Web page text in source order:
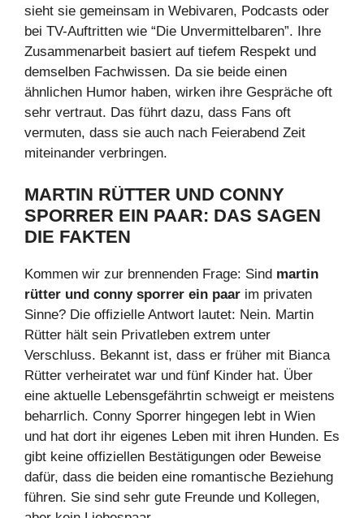
sieht sie gemeinsam in Webivaren, Podcasts oder
bei TV-Auftritten wie “Die Unvermittelbaren”. Ihre
Zusammenarbeit basiert auf tiefem Respekt und
demselben Fachwissen. Da sie beide einen
ähnlichen Humor haben, wirken ihre Gespräche oft
sehr vertraut. Das führt dazu, dass Fans oft
vermuten, dass sie auch nach Feierabend Zeit
miteinander verbringen.
MARTIN RÜTTER UND CONNY
SPORRER EIN PAAR: DAS SAGEN
DIE FAKTEN
Kommen wir zur brennenden Frage: Sind martin
rütter und conny sporrer ein paar im privaten
Sinne? Die offizielle Antwort lautet: Nein. Martin
Rütter hält sein Privatleben extrem unter
Verschluss. Bekannt ist, dass er früher mit Bianca
Rütter verheiratet war und fünf Kinder hat. Über
eine aktuelle Lebensgefährtin schweigt er meistens
beharrlich. Conny Sporrer hingegen lebt in Wien
und hat dort ihr eigenes Leben mit ihren Hunden. Es
gibt keine offiziellen Bestätigungen oder Beweise
dafür, dass die beiden eine romantische Beziehung
führen. Sie sind sehr gute Freunde und Kollegen,